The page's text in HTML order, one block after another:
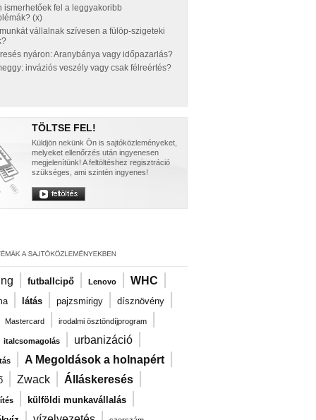
ismerhetőek fel a leggyakoribb
(x)
vállalnak szívesen a fülöp-szigeteki
nyáron: Aranybánya vagy időpazarlás?
inváziós veszély vagy csak félreértés?
TÖLTSE FEL!
Küldjön nekünk Ön is sajtóközleményeket,
melyeket ellenőrzés után ingyenesen
megjelenítünk! A feltöltéshez regisztráció
szükséges, ami szintén ingyenes!
| futballcipő | Lenovo | WHC |
| látás | pajzsmirigy | dísznövény |
Mastercard | irodalmi ösztöndíjprogram |
italcsomagolás | urbanizáció |
| A Megoldások a holnapért |
| Zwack | Álláskeresés |
| külföldi munkavállalás |